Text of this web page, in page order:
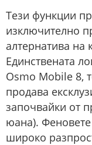
Тези функции
изключително
алтернатива на
Единствената
Osmo Mobile 8,
продава
започвайки от
юана). Феновете
широко